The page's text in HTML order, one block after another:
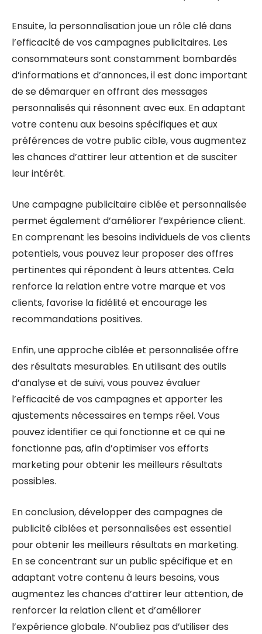
Ensuite, la personnalisation joue un rôle clé dans
l’efficacité de vos campagnes publicitaires. Les
consommateurs sont constamment bombardés
d’informations et d’annonces, il est donc important
de se démarquer en offrant des messages
personnalisés qui résonnent avec eux. En adaptant
votre contenu aux besoins spécifiques et aux
préférences de votre public cible, vous augmentez
les chances d’attirer leur attention et de susciter
leur intérêt.
Une campagne publicitaire ciblée et personnalisée
permet également d’améliorer l’expérience client.
En comprenant les besoins individuels de vos clients
potentiels, vous pouvez leur proposer des offres
pertinentes qui répondent à leurs attentes. Cela
renforce la relation entre votre marque et vos
clients, favorise la fidélité et encourage les
recommandations positives.
Enfin, une approche ciblée et personnalisée offre
des résultats mesurables. En utilisant des outils
d’analyse et de suivi, vous pouvez évaluer
l’efficacité de vos campagnes et apporter les
ajustements nécessaires en temps réel. Vous
pouvez identifier ce qui fonctionne et ce qui ne
fonctionne pas, afin d’optimiser vos efforts
marketing pour obtenir les meilleurs résultats
possibles.
En conclusion, développer des campagnes de
publicité ciblées et personnalisées est essentiel
pour obtenir les meilleurs résultats en marketing.
En se concentrant sur un public spécifique et en
adaptant votre contenu à leurs besoins, vous
augmentez les chances d’attirer leur attention, de
renforcer la relation client et d’améliorer
l’expérience globale. N’oubliez pas d’utiliser des